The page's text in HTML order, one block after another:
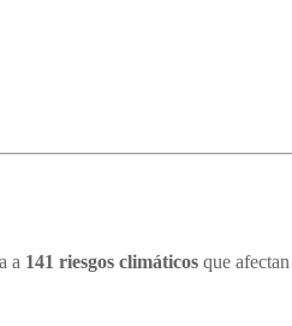
a 141 riesgos climáticos que